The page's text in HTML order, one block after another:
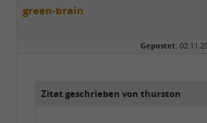
green-brain
Gepostet:
Zitat geschrieben von thurston